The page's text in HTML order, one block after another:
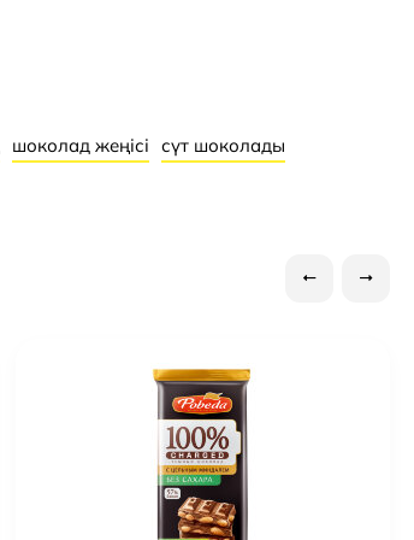
шоколад жеңісі сүт шоколады